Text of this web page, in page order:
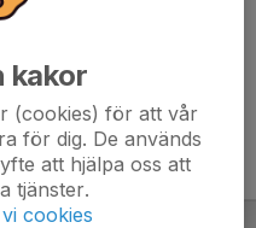
kakor
(cookies) för att vår
för dig. De används
att hjälpa oss att
tjänster.
cookies